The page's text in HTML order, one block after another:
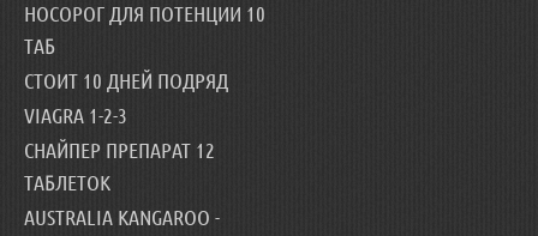
НОСОРОГ ДЛЯ ПОТЕНЦИИ 10
ТАБ
СТОИТ 10 ДНЕЙ ПОДРЯД
VIAGRA 1-2-3
СНАЙПЕР ПРЕПАРАТ 12
ТАБЛЕТОК
AUSTRALIA KANGAROO -